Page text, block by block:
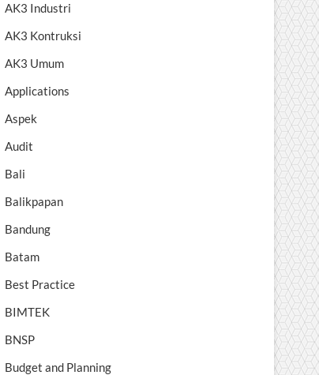
AK3 Industri
AK3 Kontruksi
AK3 Umum
Applications
Aspek
Audit
Bali
Balikpapan
Bandung
Batam
Best Practice
BIMTEK
BNSP
Budget and Planning